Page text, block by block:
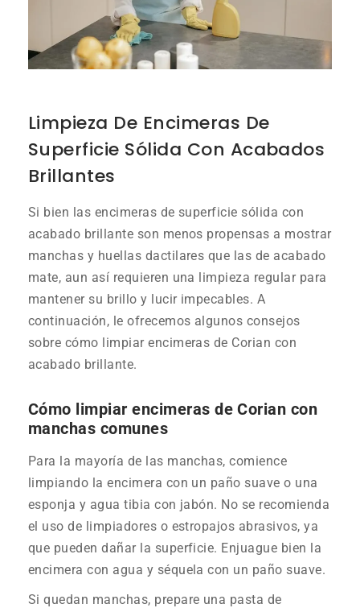
Limpieza De Encimeras De
Superficie Sólida Con Acabados
Brillantes
Si bien las encimeras de superficie sólida con
acabado brillante son menos propensas a mostrar
manchas y huellas dactilares que las de acabado
mate, aun así requieren una limpieza regular para
mantener su brillo y lucir impecables. A
continuación, le ofrecemos algunos consejos
sobre cómo limpiar encimeras de Corian con
acabado brillante.
Cómo limpiar encimeras de Corian con
manchas comunes
Para la mayoría de las manchas, comience
limpiando la encimera con un paño suave o una
esponja y agua tibia con jabón. No se recomienda
el uso de limpiadores o estropajos abrasivos, ya
que pueden dañar la superficie. Enjuague bien la
encimera con agua y séquela con un paño suave.
Si quedan manchas, prepare una pasta de